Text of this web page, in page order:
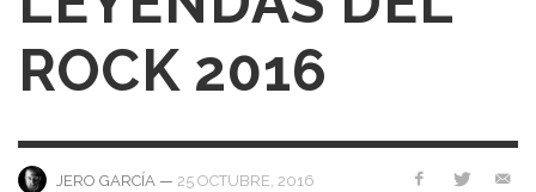
ROCK 2016
JERO GARCÍA — 25 OCTUBRE, 2016